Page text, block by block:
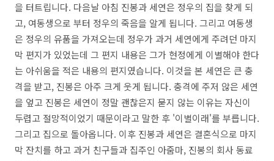
을 터트립니다. 다음날 아침 진봉과 세연은 정우의 집을 찾게 되
고, 여동생으로 부터 정우의 죽음을 알게 됩니다. 그리고 여동생
은 정우의 유품을 가져오는데 정우가 과거 세연에게 주려던 마지
막 편지가 있었는데 그 편지 내용은 그가 현정에게 이별해야 한다
는 아쉬움을 적은 내용의 편지였습니다. 이것을 본 세연은 큰 충
격을 받고, 진봉은 아주 크게 웃게 됩니다. 충격에 주저 않은 세연
을 엎고 진봉은 세연이 정말 괜찮은지 묻지 않는 이유는 자신이
두렵고 절망적이었기 때문이라고 말한 후 '이별이래'를 부릅니다.
그리고 집으로 돌아옵니다. 이후 진봉과 세연은 결혼식으로 마지
막 잔치를 하고 과거 친구들과 집주인 아줌마, 진봉의 회사 동료